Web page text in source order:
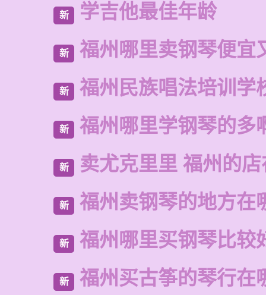
新 学吉他最佳年龄
新 福州哪里卖钢琴便宜
新 福州民族唱法培训学
新 福州哪里学钢琴的多
新 卖尤克里里 福州的
新 福州卖钢琴的地方在
新 福州哪里买钢琴比较
新 福州买古筝的琴行在